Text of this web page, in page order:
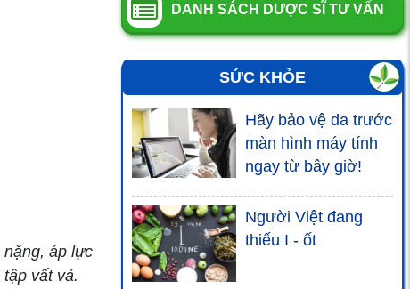
áp lực
vất vả.
DANH SÁCH DƯỢC SĨ TƯ VẤN
SỨC KHỎE
Hãy bảo vệ da trước
màn hình máy tính
ngay từ bây giờ!
Người Việt đang
thiếu I - ốt